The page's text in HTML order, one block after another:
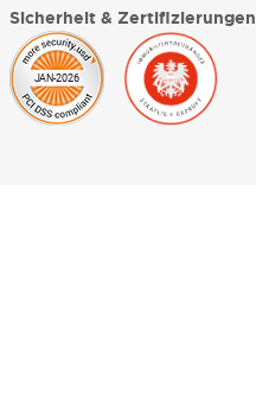
Sicherheit & Zertifizierungen